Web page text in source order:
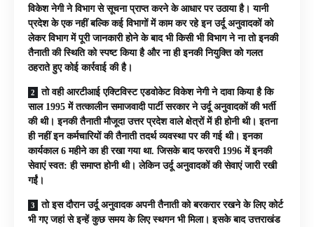
विकेश नेगी ने विभाग से सूचना प्राप्त करने के आधार पर उठाया है। यानी
प्रदेश के एक नहीं बल्कि कई विभागों में काम कर रहे इन उर्दू अनुवादकों को
लेकर विभाग में पूरी जानकारी होने के बाद भी किसी भी विभाग ने ना तो इनकी
तैनाती की स्थिति को स्पष्ट किया है और ना ही इनकी नियुक्ति को गलत
ठहराते हुए कोई कार्रवाई की है।
तो वही आरटीआई एक्टिविस्ट एडवोकेट विकेश नेगी ने दावा किया है कि
साल 1995 में तत्कालीन समाजवादी पार्टी सरकार ने उर्दू अनुवादकों की भर्ती
की थी। इनकी तैनाती मौजूदा उत्तर प्रदेश वाले क्षेत्रों में ही होनी थी। इतना
ही नहीं इन कर्मचारियों की तैनाती तदर्थ व्यवस्था पर की गई थी। इनका
कार्यकाल 6 महीने का ही रखा गया था. जिसके बाद फरवरी 1996 में इनकी
सेवाएं स्वत: ही समाप्त होनी थी। लेकिन उर्दू अनुवादकों की सेवाएं जारी रखी
गईं।
तो इस दौरान उर्दू अनुवादक अपनी तैनाती को बरकरार रखने के लिए कोर्ट
भी गए जहां से इन्हें कुछ समय के लिए स्थगन भी मिला। इसके बाद उत्तराखंड